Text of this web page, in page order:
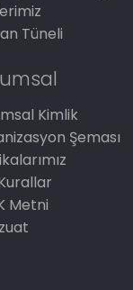
Tüneli
Kimlik
Şeması
Metni